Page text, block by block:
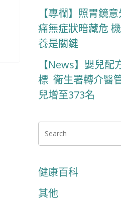
【專欄】照胃鏡
痛無症狀暗藏危
養是關鍵
【News】嬰兒
標 衞生署轉介醫
兒增至373名
健康百科
其他